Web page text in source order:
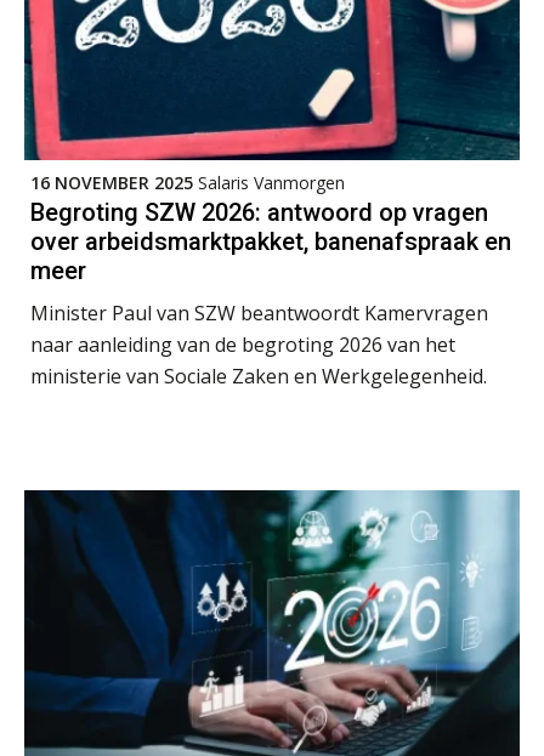
16 NOVEMBER 2025 Salaris Vanmorgen
Begroting SZW 2026: antwoord op vragen
over arbeidsmarktpakket, banenafspraak en
meer
Minister Paul van SZW beantwoordt Kamervragen
naar aanleiding van de begroting 2026 van het
ministerie van Sociale Zaken en Werkgelegenheid.